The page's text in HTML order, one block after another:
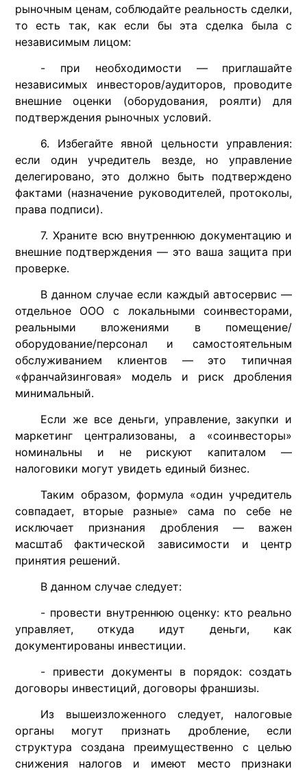
рыночным ценам, соблюдайте реальность сделки,
то есть так, как если бы эта сделка была с
независимым лицом:
- при необходимости — приглашайте
независимых инвесторов/аудиторов, проводите
внешние оценки (оборудования, роялти) для
подтверждения рыночных условий.
6. Избегайте явной цельности управления:
если один учредитель везде, но управление
делегировано, это должно быть подтверждено
фактами (назначение руководителей, протоколы,
права подписи).
7. Храните всю внутреннюю документацию и
внешние подтверждения — это ваша защита при
проверке.
В данном случае если каждый автосервис —
отдельное ООО с локальными соинвесторами,
реальными вложениями в помещение/
оборудование/персонал и самостоятельным
обслуживанием клиентов — это типичная
«франчайзинговая» модель и риск дробления
минимальный.
Если же все деньги, управление, закупки и
маркетинг централизованы, а «соинвесторы»
номинальны и не рискуют капиталом —
налоговики могут увидеть единый бизнес.
Таким образом, формула «один учредитель
совпадает, вторые разные» сама по себе не
исключает признания дробления — важен
масштаб фактической зависимости и центр
принятия решений.
В данном случае следует:
- провести внутреннюю оценку: кто реально
управляет, откуда идут деньги, как
документированы инвестиции.
- привести документы в порядок: создать
договоры инвестиций, договоры франшизы.
Из вышеизложенного следует, налоговые
органы могут признать дробление, если
структура создана преимущественно с целью
снижения налогов и имеют место признаки